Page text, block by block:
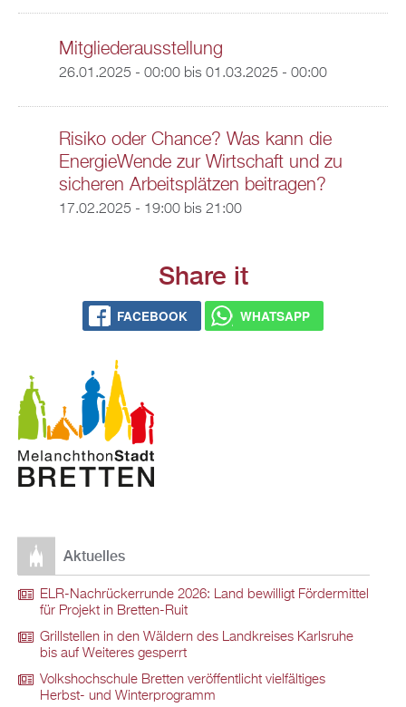
Mitgliederausstellung
26.01.2025 - 00:00bis 01.03.2025 - 00:00
Risiko oder Chance? Was kann die
EnergieWende zur Wirtschaft und zu
sicheren Arbeitsplätzen beitragen?
17.02.2025 - 19:00bis 21:00
Share it
FACEBOOK WHATSAPP
Aktuelles
ELR-Nachrückerrunde 2026: Land bewilligt Fördermittel
für Projekt in Bretten-Ruit
Grillstellen in den Wäldern des Landkreises Karlsruhe
bis auf Weiteres gesperrt
Volkshochschule Bretten veröffentlicht vielfältiges
Herbst- und Winterprogramm